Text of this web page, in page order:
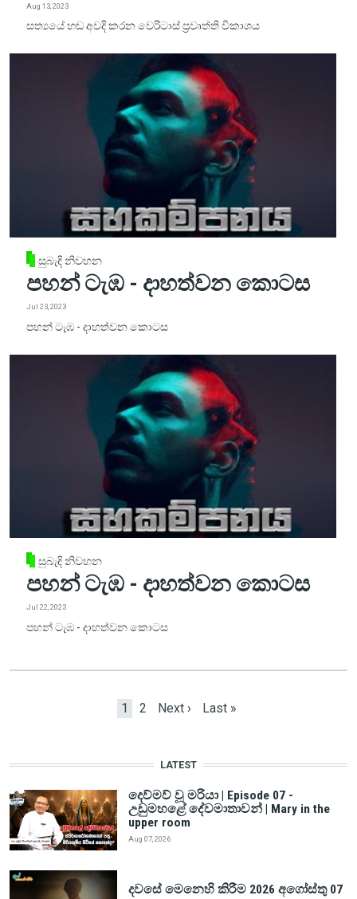
Aug 13, 2023
සත්‍යයේ හඬ අවදි කරන වෙරිටාස් ප්‍රවෘත්ති විකාශය
සුබැඳි නිවහන
පහන් ටැඹ - දාහත්වන කොටස
Jul 23, 2023
පහන් ටැඹ - දාහත්වන කොටස
සුබැඳි නිවහන
පහන් ටැඹ - දාහත්වන කොටස
Jul 22, 2023
පහන් ටැඹ - දාහත්වන කොටස
Current page
1 Page
2 Next page
Next › Last page
Last »
LATEST
දෙව්මව් වූ මරියා | Episode 07 -
උඩුමහළේ දේවමාතාවන් | Mary in the
upper room
Aug 07, 2026
දවසේ මෙනෙහි කිරීම 2026 අගෝස්තු 07